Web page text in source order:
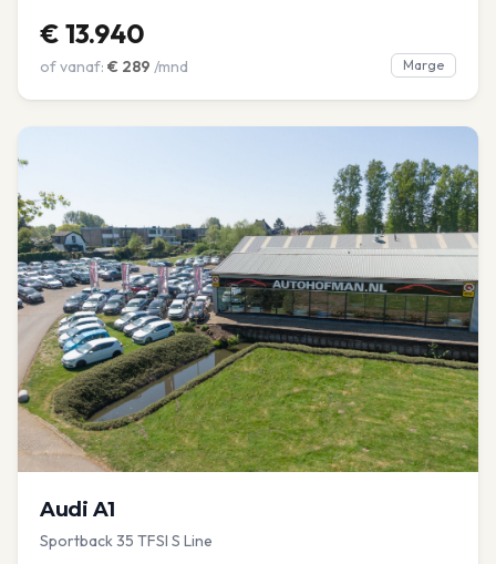
€ 13.940
of vanaf: € 289 /mnd Marge
Audi A1
Sportback 35 TFSI S Line